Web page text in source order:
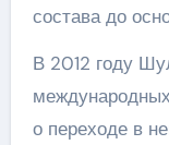
состава до
В 2012 году
о переходе в